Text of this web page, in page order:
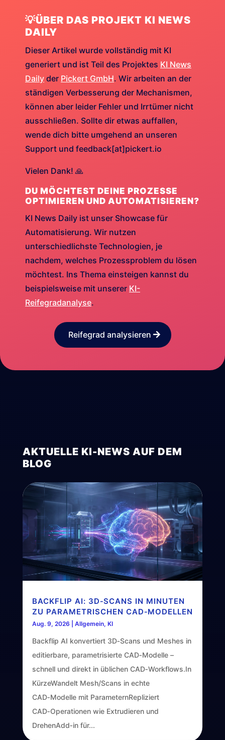
💡ÜBER DAS PROJEKT KI NEWS
DAILY
Dieser Artikel wurde vollständig mit KI
generiert und ist Teil des Projektes KI News
Daily der Pickert GmbH. Wir arbeiten an der
ständigen Verbesserung der Mechanismen,
können aber leider Fehler und Irrtümer nicht
ausschließen. Sollte dir etwas auffallen,
wende dich bitte umgehend an unseren
Support und feedback[at]pickert.io
Vielen Dank! 🙏
DU MÖCHTEST DEINE PROZESSE
OPTIMIEREN UND AUTOMATISIEREN?
KI News Daily ist unser Showcase für
Automatisierung. Wir nutzen
unterschiedlichste Technologien, je
nachdem, welches Prozessproblem du lösen
möchtest. Ins Thema einsteigen kannst du
beispielsweise mit unserer KI-
Reifegradanalyse.
Reifegrad analysieren
AKTUELLE KI-NEWS AUF DEM
BLOG
BACKFLIP AI: 3D‑SCANS IN MINUTEN
ZU PARAMETRISCHEN CAD‑MODELLEN
Aug. 9, 2026 Allgemein, KI
Backflip AI konvertiert 3D‑Scans und Meshes in
editierbare, parametrisierte CAD‑Modelle –
schnell und direkt in üblichen CAD‑Workflows.In
KürzeWandelt Mesh/Scans in echte
CAD‑Modelle mit ParameternRepliziert
CAD‑Operationen wie Extrudieren und
DrehenAdd‑in für...